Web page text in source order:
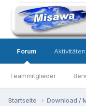
Forum
Teammitglieder
Aktivitäten
Startseite Download /